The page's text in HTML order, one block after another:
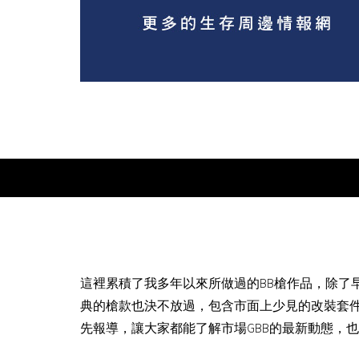
這裡累積了我多年以來所做過的BB槍作品，除
典的槍款也決不放過，包含市面上少見的改裝套
先報導，讓大家都能了解市場GBB的最新動態，